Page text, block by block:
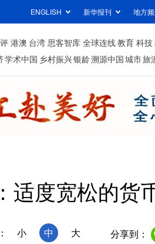
ENGLISH 新华报刊 地方
港澳 台湾 思客智库 全球连线教育 科技
学术中国 乡村振兴银龄溯源中国城市旅
适度宽松的货
小 中 大 分享到：